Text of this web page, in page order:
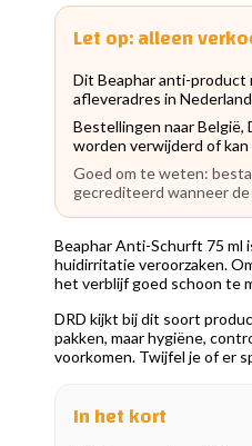
Let op: alleen
Dit Beaphar anti-product
afleveradres in
Bestellingen naar
worden verwijderd of
Goed om te weten:
gecrediteerd wanneer
Beaphar Anti-Schurft 75 ml
huidirritatie veroorzaken.
het verblijf goed schoon te
DRD kijkt bij dit soort
pakken, maar hygiëne,
voorkomen. Twijfel je of er
In het kort